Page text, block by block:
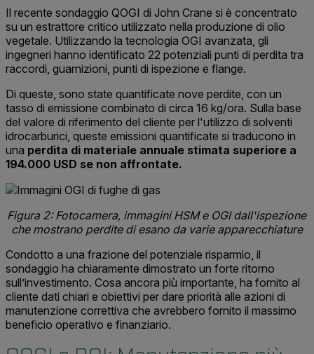
Il recente sondaggio QOGI di John Crane si è concentrato
su un estrattore critico utilizzato nella produzione di olio
vegetale. Utilizzando la tecnologia OGI avanzata, gli
ingegneri hanno identificato 22 potenziali punti di perdita tra
raccordi, guarnizioni, punti di ispezione e flange.
Di queste, sono state quantificate nove perdite, con un
tasso di emissione combinato di circa 16 kg/ora. Sulla base
del valore di riferimento del cliente per l'utilizzo di solventi
idrocarburici, queste emissioni quantificate si traducono in
una perdita di materiale annuale stimata superiore a
194.000 USD se non affrontate.
Figura 2: Fotocamera, immagini HSM e OGI dall'ispezione
che mostrano perdite di esano da varie apparecchiature
Condotto a una frazione del potenziale risparmio, il
sondaggio ha chiaramente dimostrato un forte ritorno
sull’investimento. Cosa ancora più importante, ha fornito al
cliente dati chiari e obiettivi per dare priorità alle azioni di
manutenzione correttiva che avrebbero fornito il massimo
beneficio operativo e finanziario.